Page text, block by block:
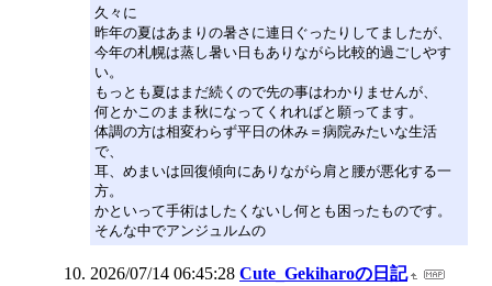
久々に
昨年の夏はあまりの暑さに連日ぐったりしてましたが、
今年の札幌は蒸し暑い日もありながら比較的過ごしやす
い。
もっとも夏はまだ続くので先の事はわかりませんが、
何とかこのまま秋になってくれればと願ってます。
体調の方は相変わらず平日の休み＝病院みたいな生活
で、
耳、めまいは回復傾向にありながら肩と腰が悪化する一
方。
かといって手術はしたくないし何とも困ったものです。
そんな中でアンジュルムの
2026/07/14 06:45:28 Cute_Gekiharoの日記